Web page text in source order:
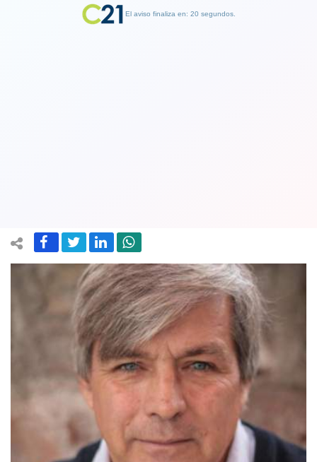
El aviso finaliza en: 19 segundos.